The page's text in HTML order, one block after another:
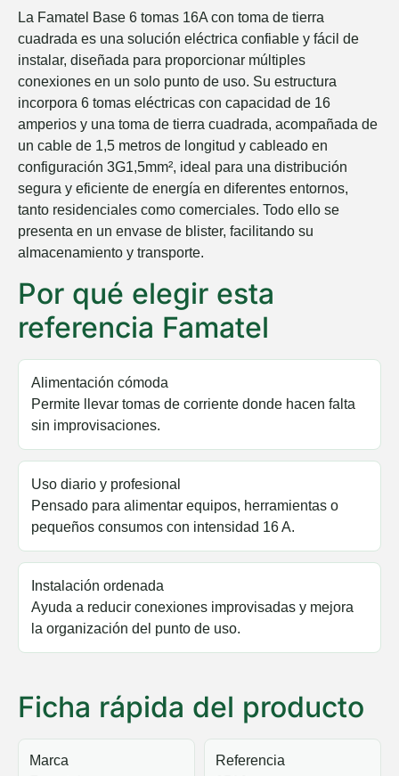
La Famatel Base 6 tomas 16A con toma de tierra
cuadrada es una solución eléctrica confiable y fácil de
instalar, diseñada para proporcionar múltiples
conexiones en un solo punto de uso. Su estructura
incorpora 6 tomas eléctricas con capacidad de 16
amperios y una toma de tierra cuadrada, acompañada de
un cable de 1,5 metros de longitud y cableado en
configuración 3G1,5mm², ideal para una distribución
segura y eficiente de energía en diferentes entornos,
tanto residenciales como comerciales. Todo ello se
presenta en un envase de blister, facilitando su
almacenamiento y transporte.
Por qué elegir esta
referencia Famatel
Alimentación cómoda
Permite llevar tomas de corriente donde hacen falta
sin improvisaciones.
Uso diario y profesional
Pensado para alimentar equipos, herramientas o
pequeños consumos con intensidad 16 A.
Instalación ordenada
Ayuda a reducir conexiones improvisadas y mejora
la organización del punto de uso.
Ficha rápida del producto
Marca
Referencia